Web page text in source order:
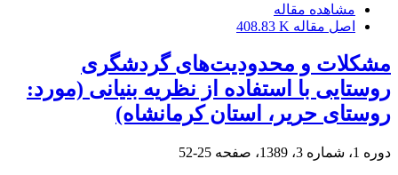
مشاهده مقاله
اصل مقاله 408.83 K
مشکلات و محدودیت‌های گردشگری
روستایی با استفاده از نظریه بنیانی (مورد:
روستای حریر، استان کرمانشاه)
دوره 1، شماره 3، 1389، صفحه 25-52